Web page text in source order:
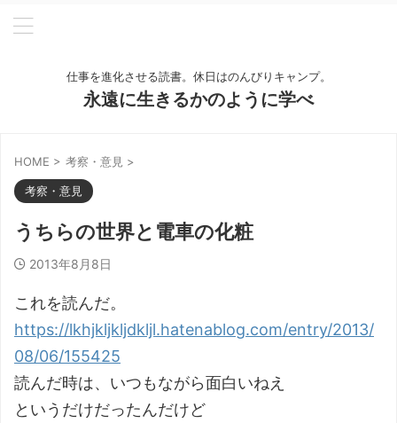
仕事を進化させる読書。休日はのんびりキャンプ。
永遠に生きるかのように学べ
HOME > 考察・意見 >
考察・意見
うちらの世界と電車の化粧
2013年8月8日
これを読んだ。
https://lkhjkljkljdkljl.hatenablog.com/entry/2013/
08/06/155425
読んだ時は、いつもながら面白いねえ
というだけだったんだけど